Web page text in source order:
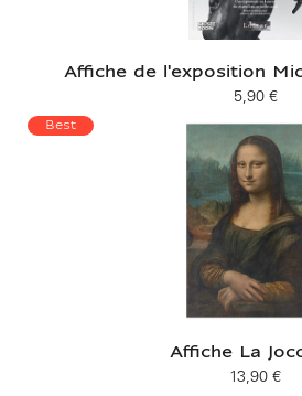
Affiche de l'exposition
Prix ​​actuel
5,90 €
Best
Affiche La
Prix ​​actuel
13,90 €